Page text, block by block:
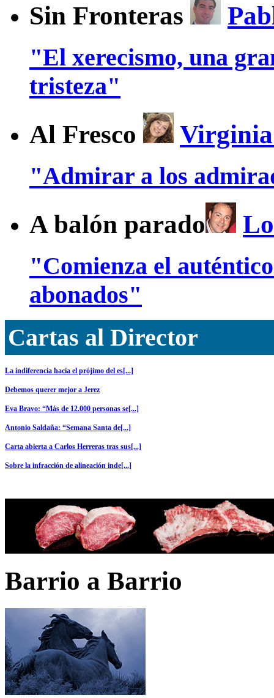
Sin Fronteras
"El xerecismo, una
tristeza"
Al Fresco
"Admirar a los
A balón parado
"Comienza el
abonados"
Cartas al Director
La indiferencia hacia el prójimo del es[...]
Debemos querer mejor a Jerez
Eva Bravo: “Más de 12.000 personas se[...]
Antonio Saldaña: “Semana Santa de[...]
Carta abierta a Carlos Herreras tras sus[...]
Sobre la infracción de alineación inde[...]
Barrio a Barrio